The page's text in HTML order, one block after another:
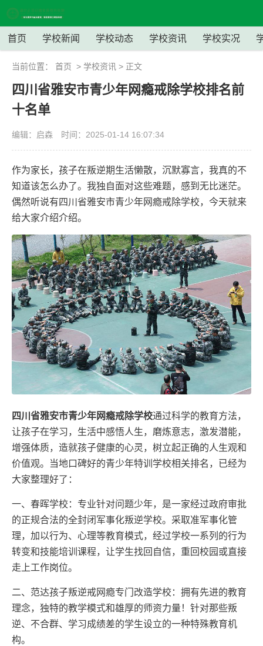
首页 学校新闻 学校动态 学校资讯 学校实况
当前位置： 首页 > 学校资讯 > 正文
四川省雅安市青少年网瘾戒除学校排名前
十名单
编辑：启森 时间：2025-01-14 16:07:34
作为家长，孩子在叛逆期生活懒散，沉默寡言，我真的不
知道该怎么办了。我独自面对这些难题，感到无比迷茫。
偶然听说有四川省雅安市青少年网瘾戒除学校，今天就来
给大家介绍介绍。
四川省雅安市青少年网瘾戒除学校通过科学的教育方法，
让孩子在学习，生活中感悟人生，磨炼意志，激发潜能，
增强体质，造就孩子健康的心灵，树立起正确的人生观和
价值观。当地口碑好的青少年特训学校相关排名，已经为
大家整理好了：
一、春晖学校：专业针对问题少年，是一家经过政府审批
的正规合法的全封闭军事化叛逆学校。采取准军事化管
理，加以行为、心理等教育模式，经过学校一系列的行为
转变和技能培训课程，让学生找回自信，重回校园或直接
走上工作岗位。
二、范达孩子叛逆戒网瘾专门改造学校：拥有先进的教育
理念，独特的教学模式和雄厚的师资力量！针对那些叛
逆、不合群、学习成绩差的学生设立的一种特殊教育机
构。